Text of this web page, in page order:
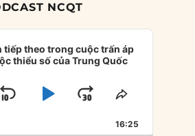
NCQT
tiếp theo trong cuộc trấn áp
thiểu số của Trung Quốc
SKIP
BACKWARD
PLAYJUMP
FORWARD
SHARE
EPISODE
16:25